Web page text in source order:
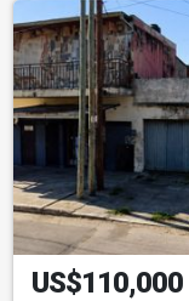
US$110,000